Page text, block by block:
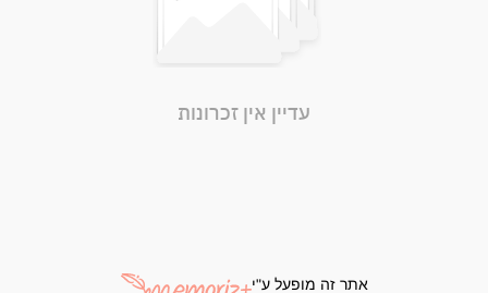
עדיין אין זכרונות
אתר זה מופעל ע"י